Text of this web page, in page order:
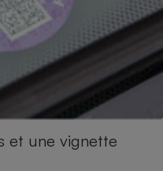
et une vignette